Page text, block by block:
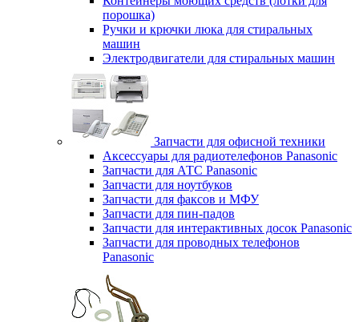
порошка)
Ручки и крючки люка для стиральных
машин
Электродвигатели для стиральных машин
Запчасти для офисной техники
Аксессуары для радиотелефонов Panasonic
Запчасти для АТС Panasonic
Запчасти для ноутбуков
Запчасти для факсов и МФУ
Запчасти для пин-падов
Запчасти для интерактивных досок Panasonic
Запчасти для проводных телефонов
Panasonic